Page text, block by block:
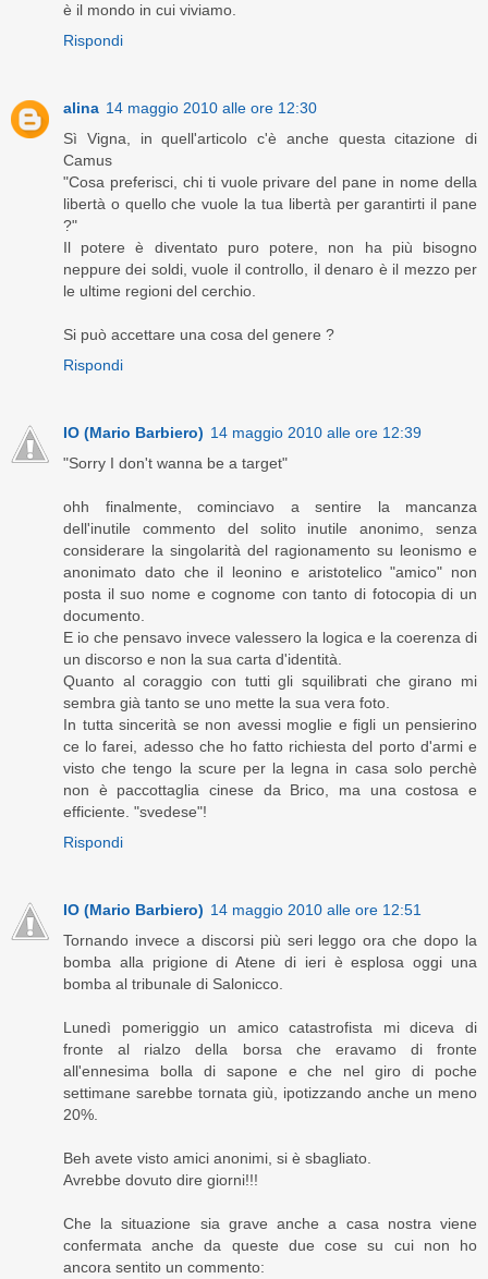
è il mondo in cui viviamo.
Rispondi
alina 14 maggio 2010 alle ore 12:30
Sì Vigna, in quell'articolo c'è anche questa citazione di
Camus
"Cosa preferisci, chi ti vuole privare del pane in nome della
libertà o quello che vuole la tua libertà per garantirti il pane
?"
Il potere è diventato puro potere, non ha più bisogno
neppure dei soldi, vuole il controllo, il denaro è il mezzo per
le ultime regioni del cerchio.
Si può accettare una cosa del genere ?
Rispondi
IO (Mario Barbiero) 14 maggio 2010 alle ore 12:39
"Sorry I don't wanna be a target"
ohh finalmente, cominciavo a sentire la mancanza
dell'inutile commento del solito inutile anonimo, senza
considerare la singolarità del ragionamento su leonismo e
anonimato dato che il leonino e aristotelico "amico" non
posta il suo nome e cognome con tanto di fotocopia di un
documento.
E io che pensavo invece valessero la logica e la coerenza di
un discorso e non la sua carta d'identità.
Quanto al coraggio con tutti gli squilibrati che girano mi
sembra già tanto se uno mette la sua vera foto.
In tutta sincerità se non avessi moglie e figli un pensierino
ce lo farei, adesso che ho fatto richiesta del porto d'armi e
visto che tengo la scure per la legna in casa solo perchè
non è paccottaglia cinese da Brico, ma una costosa e
efficiente. "svedese"!
Rispondi
IO (Mario Barbiero) 14 maggio 2010 alle ore 12:51
Tornando invece a discorsi più seri leggo ora che dopo la
bomba alla prigione di Atene di ieri è esplosa oggi una
bomba al tribunale di Salonicco.
Lunedì pomeriggio un amico catastrofista mi diceva di
fronte al rialzo della borsa che eravamo di fronte
all'ennesima bolla di sapone e che nel giro di poche
settimane sarebbe tornata giù, ipotizzando anche un meno
20%.
Beh avete visto amici anonimi, si è sbagliato.
Avrebbe dovuto dire giorni!!!
Che la situazione sia grave anche a casa nostra viene
confermata anche da queste due cose su cui non ho
ancora sentito un commento: